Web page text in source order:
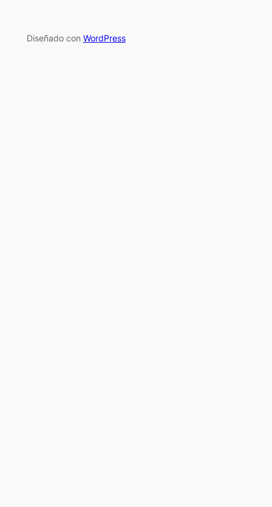
Diseñado con WordPress